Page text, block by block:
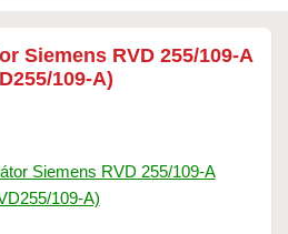
Siemens RVD 255/109-A
109-A)